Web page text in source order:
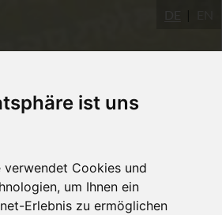
ist uns
verwendet Cookies und
um Ihnen ein
Erlebnis zu ermöglichen